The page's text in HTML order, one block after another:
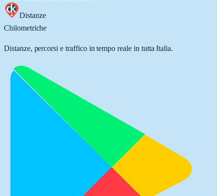
Distanze
Chilometriche
Distanze, percorsi e traffico in tempo reale in tutta Italia.